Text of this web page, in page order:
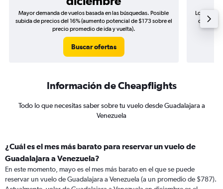
Mayor demanda de vuelos basada en las búsquedas. Posible
subida de precios del 16% (aumento potencial de $173 sobre el
precio promedio de ida y vuelta).
Buscar ofertas
Los
de
Información de Cheapflights
Todo lo que necesitas saber sobre tu vuelo desde Guadalajara a
Venezuela
¿Cuál es el mes más barato para reservar un vuelo de
Guadalajara a Venezuela?
En este momento, mayo es el mes más barato en el que se puede
reservar un vuelo de Guadalajara a Venezuela (a un promedio de $787).